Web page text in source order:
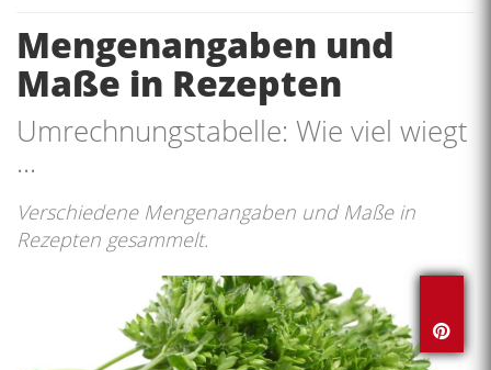
Mengenangaben und
Maße in Rezepten
Umrechnungstabelle: Wie viel wiegt
...
Verschiedene Mengenangaben und Maße in
Rezepten gesammelt.